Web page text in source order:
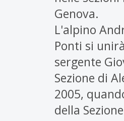
Genova.
L'alpino
Ponti si
sergente
Sezione di
2005,
della